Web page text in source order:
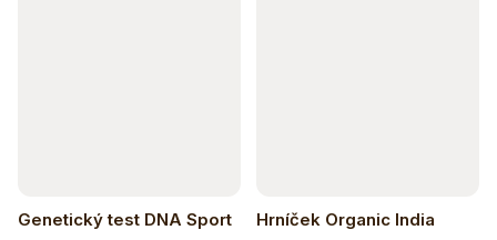
Genetický test DNA Sport Hrníček Organic India